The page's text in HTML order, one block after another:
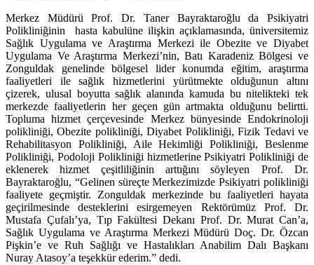
Merkez Müdürü Prof. Dr. Taner Bayraktaroğlu da Psikiyatri
Polikliniğinin hasta kabulüne ilişkin açıklamasında, üniversitemiz
Sağlık Uygulama ve Araştırma Merkezi ile Obezite ve Diyabet
Uygulama Ve Araştırma Merkezi’nin, Batı Karadeniz Bölgesi ve
Zonguldak genelinde bölgesel lider konumda eğitim, araştırma
faaliyetleri ile sağlık hizmetlerini yürütmekte olduğunun altını
çizerek, ulusal boyutta sağlık alanında kamuda bu nitelikteki tek
merkezde faaliyetlerin her geçen gün artmakta olduğunu belirtti.
Topluma hizmet çerçevesinde Merkez bünyesinde Endokrinoloji
polikliniği, Obezite polikliniği, Diyabet Polikliniği, Fizik Tedavi ve
Rehabilitasyon Polikliniği, Aile Hekimliği Polikliniği, Beslenme
Polikliniği, Podoloji Polikliniği hizmetlerine Psikiyatri Polikliniği de
eklenerek hizmet çeşitliliğinin arttığını söyleyen Prof. Dr.
Bayraktaroğlu, “Gelinen süreçte Merkezimizde Psikiyatri polikliniği
faaliyete geçmiştir. Zonguldak merkezinde bu faaliyetleri hayata
geçirilmesinde desteklerini esirgemeyen Rektörümüz Prof. Dr.
Mustafa Çufalı’ya, Tıp Fakültesi Dekanı Prof. Dr. Murat Can’a,
Sağlık Uygulama ve Araştırma Merkezi Müdürü Doç. Dr. Özcan
Pişkin’e ve Ruh Sağlığı ve Hastalıkları Anabilim Dalı Başkanı
Nuray Atasoy’a teşekkür ederim.” dedi.